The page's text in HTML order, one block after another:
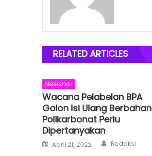
RELATED ARTICLES
Nasional
Wacana Pelabelan BPA
Galon Isi Ulang Berbahan
Polikarbonat Perlu
Dipertanyakan
Posted
on
April 21, 2022 Author
Redaksi